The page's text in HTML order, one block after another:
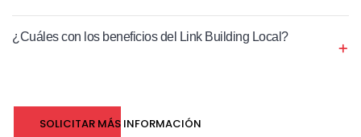
¿Cuáles con los beneficios del Link Building Local?
SOLICITAR MÁS INFORMACIÓN